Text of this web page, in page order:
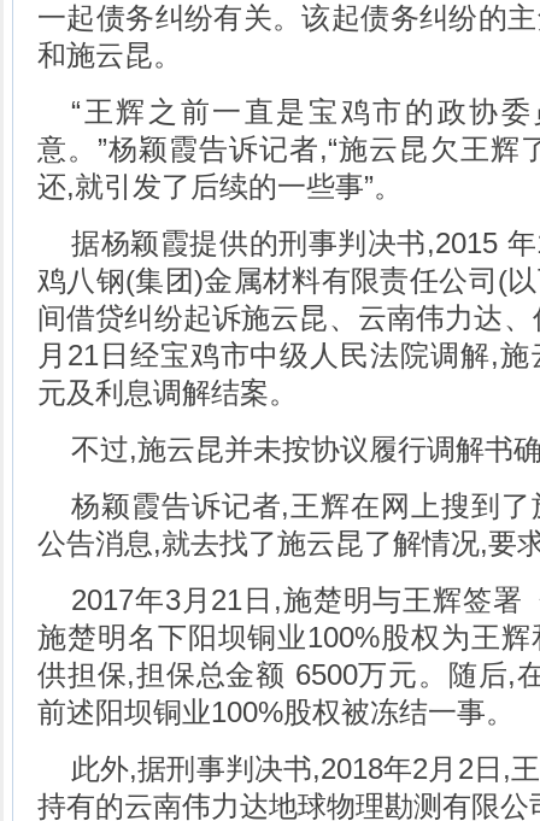
一起债务纠纷有关。该起债务纠纷的
和施云昆。
“王辉之前一直是宝鸡市的政协
意。”杨颖霞告诉记者,“施云昆欠王辉
还,就引发了后续的一些事”。
据杨颖霞提供的刑事判决书,2015
鸡八钢(集团)金属材料有限责任公司(
间借贷纠纷起诉施云昆、云南伟力达
月21日经宝鸡市中级人民法院调解,
元及利息调解结案。
不过,施云昆并未按协议履行调解书
杨颖霞告诉记者,王辉在网上搜到
公告消息,就去找了施云昆了解情况,要
2017年3月21日,施楚明与王辉签署
施楚明名下阳坝铜业100%股权为王
供担保,担保总金额 6500万元。随后,
前述阳坝铜业100%股权被冻结一事。
此外,据刑事判决书,2018年2月2日,
持有的云南伟力达地球物理勘测有限